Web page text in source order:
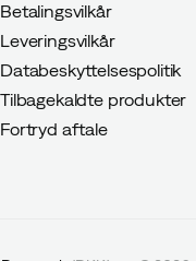
Betalingsvilkår
Leveringsvilkår
Databeskyttelsespolitik
Tilbagekaldte produkter
Fortryd aftale